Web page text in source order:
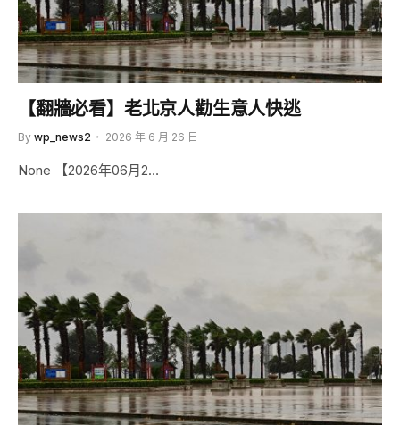
【翻牆必看】老北京人勸生意人快逃
By wp_news2 2026 年 6 月 26 日
None 【2026年06月2…